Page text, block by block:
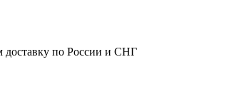
доставку по России и СНГ